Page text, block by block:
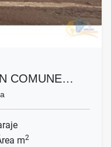
COMUNE…
m2